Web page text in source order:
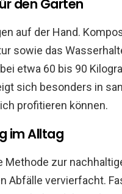
den Garten
auf der Hand.
sowie das
etwa 60 bis 90
sich besonders in
profitieren können.
im Alltag
zur
Abfälle vervierfacht.